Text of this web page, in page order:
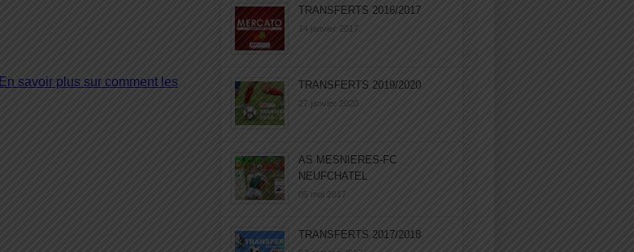
En savoir plus sur comment les
TRANSFERTS 2016/2017
14 janvier 2017
TRANSFERTS 2019/2020
27 janvier 2020
AS MESNIERES-FC
NEUFCHATEL
05 mai 2017
TRANSFERTS 2017/2018